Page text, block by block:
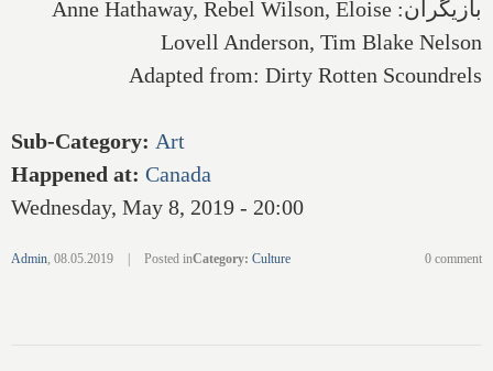
بازیگران: Anne Hathaway, Rebel Wilson, Eloise
Lovell Anderson, Tim Blake Nelson
Adapted from: Dirty Rotten Scoundrels
Sub-Category: Art
Happened at: Canada
Wednesday, May 8, 2019 - 20:00
Admin, 08.05.2019 Posted inCategory: Culture 0 comment